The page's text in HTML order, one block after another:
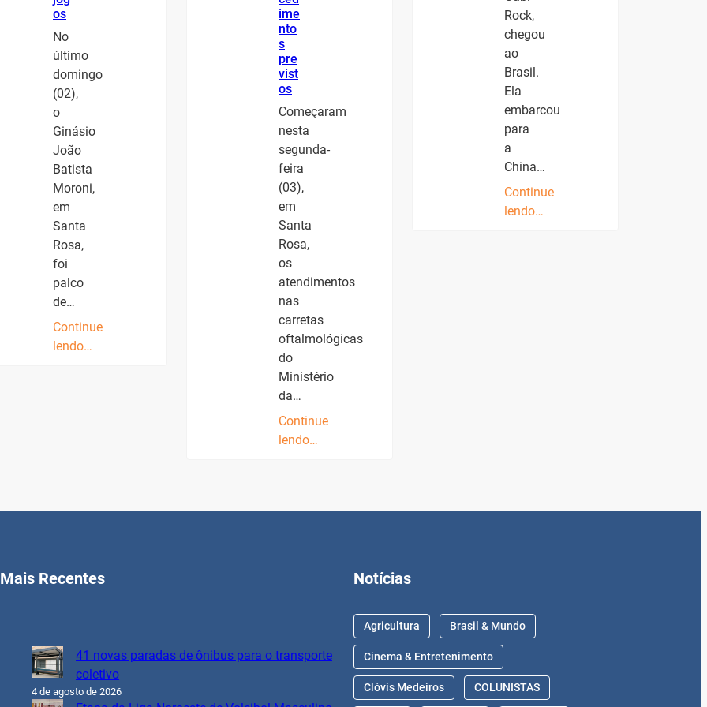
os
No
último
domingo
(02),
o
Ginásio
João
Batista
Moroni,
em
Santa
Rosa,
foi
palco
de…
Continue
lendo…
ime
nto
s
pre
vist
os
Começaram
nesta
segunda-
feira
(03),
em
Santa
Rosa,
os
atendimentos
nas
carretas
oftalmológicas
do
Ministério
da…
Continue
lendo…
Rock,
chegou
ao
Brasil.
Ela
embarcou
para
a
China…
Continue
lendo…
Mais Recentes
41 novas paradas de ônibus para o transporte
coletivo
4 de agosto de 2026
Notícias
Agricultura Brasil & Mundo
Cinema & Entretenimento
Clóvis Medeiros COLUNISTAS